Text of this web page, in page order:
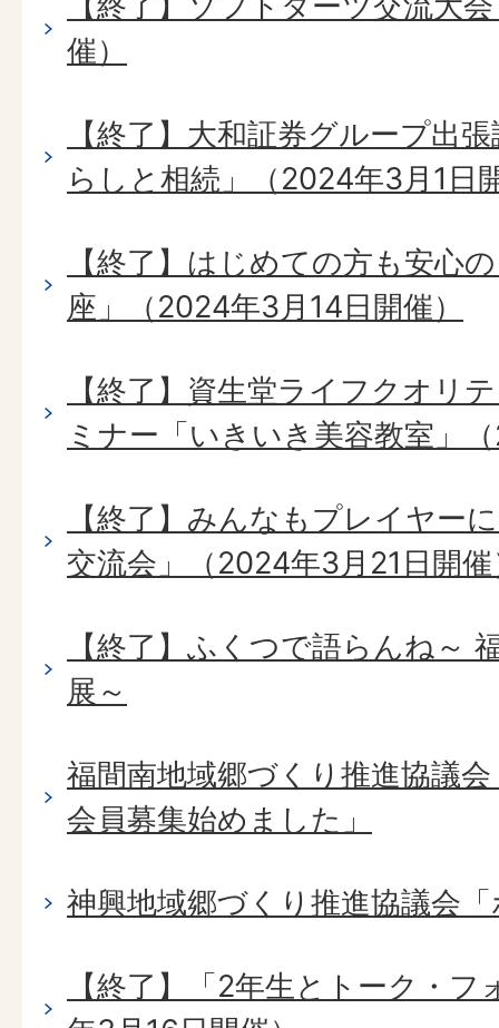
催）
【終了】大和証券グループ出
らしと相続」（2024年3月1日
【終了】はじめての方も安心
座」（2024年3月14日開催）
【終了】資生堂ライフクオリ
ミナー「いきいき美容教室」
【終了】みんなもプレイヤー
交流会」（2024年3月21日開催
【終了】ふくつで語らんね～
展～
福間南地域郷づくり推進協議
会員募集始めました」
神興地域郷づくり推進協議会
【終了】「2年生とトーク・